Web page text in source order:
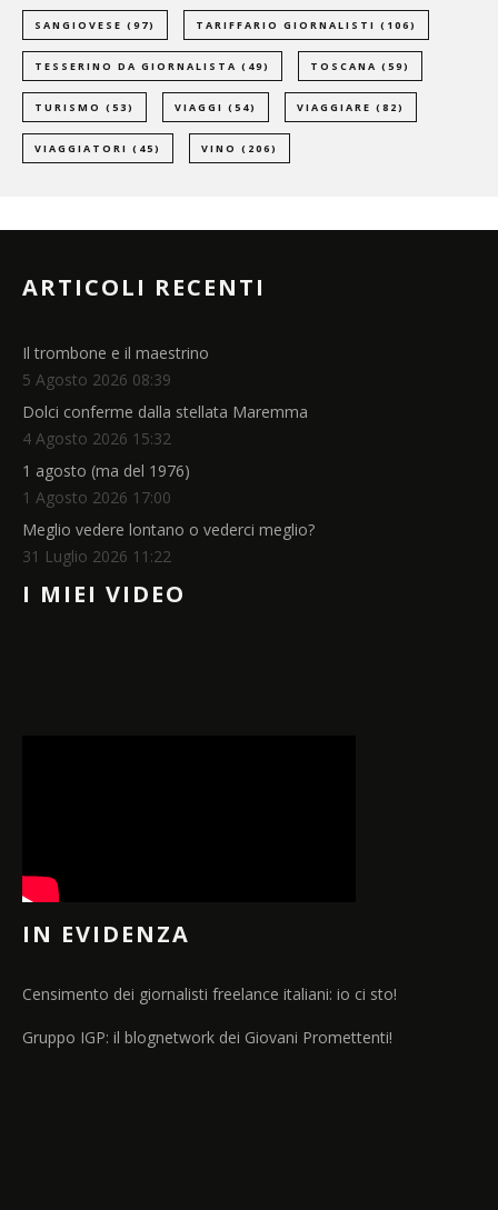
SANGIOVESE (97) TARIFFARIO GIORNALISTI (106)
TESSERINO DA GIORNALISTA (49) TOSCANA (59)
TURISMO (53) VIAGGI (54) VIAGGIARE (82)
VIAGGIATORI (45) VINO (206)
ARTICOLI RECENTI
Il trombone e il maestrino
5 Agosto 2026 08:39
Dolci conferme dalla stellata Maremma
4 Agosto 2026 15:32
1 agosto (ma del 1976)
1 Agosto 2026 17:00
Meglio vedere lontano o vederci meglio?
31 Luglio 2026 11:22
I MIEI VIDEO
IN EVIDENZA
Censimento dei giornalisti freelance italiani: io ci sto!
Gruppo IGP: il blognetwork dei Giovani Promettenti!